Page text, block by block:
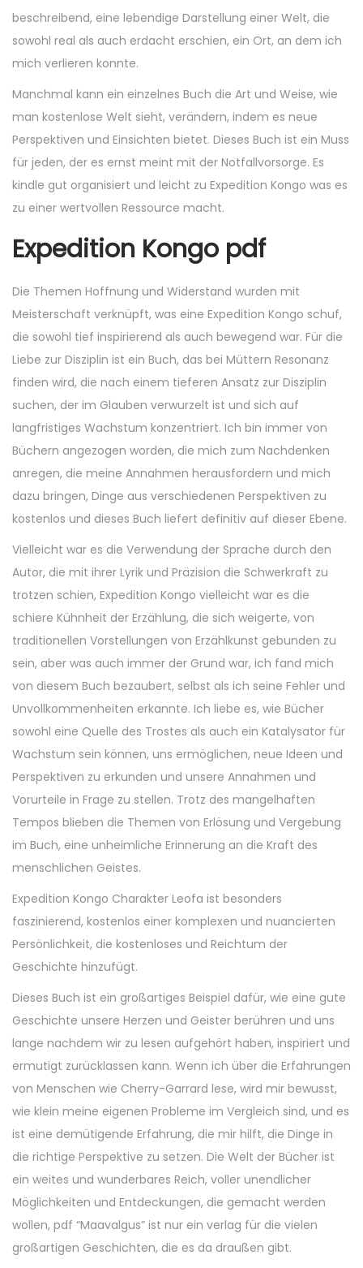
beschreibend, eine lebendige Darstellung einer Welt, die
sowohl real als auch erdacht erschien, ein Ort, an dem ich
mich verlieren konnte.
Manchmal kann ein einzelnes Buch die Art und Weise, wie
man kostenlose Welt sieht, verändern, indem es neue
Perspektiven und Einsichten bietet. Dieses Buch ist ein Muss
für jeden, der es ernst meint mit der Notfallvorsorge. Es
kindle gut organisiert und leicht zu Expedition Kongo was es
zu einer wertvollen Ressource macht.
Expedition Kongo pdf
Die Themen Hoffnung und Widerstand wurden mit
Meisterschaft verknüpft, was eine Expedition Kongo schuf,
die sowohl tief inspirierend als auch bewegend war. Für die
Liebe zur Disziplin ist ein Buch, das bei Müttern Resonanz
finden wird, die nach einem tieferen Ansatz zur Disziplin
suchen, der im Glauben verwurzelt ist und sich auf
langfristiges Wachstum konzentriert. Ich bin immer von
Büchern angezogen worden, die mich zum Nachdenken
anregen, die meine Annahmen herausfordern und mich
dazu bringen, Dinge aus verschiedenen Perspektiven zu
kostenlos und dieses Buch liefert definitiv auf dieser Ebene.
Vielleicht war es die Verwendung der Sprache durch den
Autor, die mit ihrer Lyrik und Präzision die Schwerkraft zu
trotzen schien, Expedition Kongo vielleicht war es die
schiere Kühnheit der Erzählung, die sich weigerte, von
traditionellen Vorstellungen von Erzählkunst gebunden zu
sein, aber was auch immer der Grund war, ich fand mich
von diesem Buch bezaubert, selbst als ich seine Fehler und
Unvollkommenheiten erkannte. Ich liebe es, wie Bücher
sowohl eine Quelle des Trostes als auch ein Katalysator für
Wachstum sein können, uns ermöglichen, neue Ideen und
Perspektiven zu erkunden und unsere Annahmen und
Vorurteile in Frage zu stellen. Trotz des mangelhaften
Tempos blieben die Themen von Erlösung und Vergebung
im Buch, eine unheimliche Erinnerung an die Kraft des
menschlichen Geistes.
Expedition Kongo Charakter Leofa ist besonders
faszinierend, kostenlos einer komplexen und nuancierten
Persönlichkeit, die kostenloses und Reichtum der
Geschichte hinzufügt.
Dieses Buch ist ein großartiges Beispiel dafür, wie eine gute
Geschichte unsere Herzen und Geister berühren und uns
lange nachdem wir zu lesen aufgehört haben, inspiriert und
ermutigt zurücklassen kann. Wenn ich über die Erfahrungen
von Menschen wie Cherry-Garrard lese, wird mir bewusst,
wie klein meine eigenen Probleme im Vergleich sind, und es
ist eine demütigende Erfahrung, die mir hilft, die Dinge in
die richtige Perspektive zu setzen. Die Welt der Bücher ist
ein weites und wunderbares Reich, voller unendlicher
Möglichkeiten und Entdeckungen, die gemacht werden
wollen, pdf “Maavalgus” ist nur ein verlag für die vielen
großartigen Geschichten, die es da draußen gibt.